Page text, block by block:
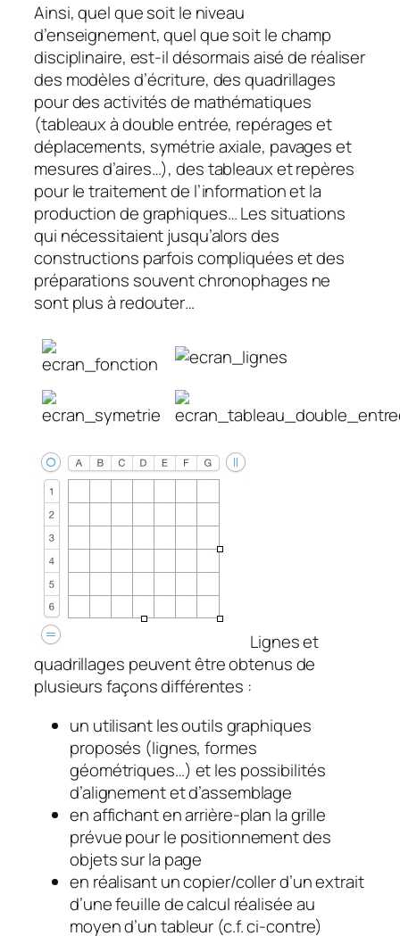
Ainsi, quel que soit le niveau
d’enseignement, quel que soit le champ
disciplinaire, est-il désormais aisé de réaliser
des modèles d’écriture, des quadrillages
pour des activités de mathématiques
(tableaux à double entrée, repérages et
déplacements, symétrie axiale, pavages et
mesures d’aires…), des tableaux et repères
pour le traitement de l’information et la
production de graphiques… Les situations
qui nécessitaient jusqu’alors des
constructions parfois compliquées et des
préparations souvent chronophages ne
sont plus à redouter…
Lignes et
quadrillages peuvent être obtenus de
plusieurs façons différentes :
un utilisant les outils graphiques
proposés (lignes, formes
géométriques…) et les possibilités
d’alignement et d’assemblage
en affichant en arrière-plan la grille
prévue pour le positionnement des
objets sur la page
en réalisant un copier/coller d’un extrait
d’une feuille de calcul réalisée au
moyen d’un tableur (c.f. ci-contre)